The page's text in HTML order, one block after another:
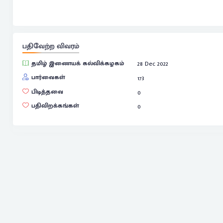
பதிவேற்ற விவரம்
தமிழ் இணையக் கல்விக்கழகம்
28 Dec 2022
பார்வைகள்
173
பிடித்தவை
0
பதிவிறக்கங்கள்
0